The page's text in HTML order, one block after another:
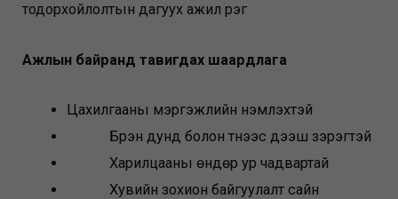
тодорхойлолтын дагуух ажил үүрэг
Ажлын байранд тавигдах шаардлага
Цахилгааны мэргэжлийн үнэмлэхтэй
Бүрэн дунд болон түүнээс дээш зэрэгтэй
Харилцааны өндөр ур чадвартай
Хувийн зохион байгуулалт сайн